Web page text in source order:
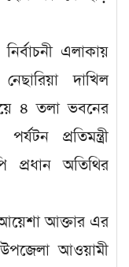
এলাকায়
দাখিল
৪ তলা ভবনের
প্রতিমন্ত্রী
অতিথির
আক্তার এর
আওয়ামী